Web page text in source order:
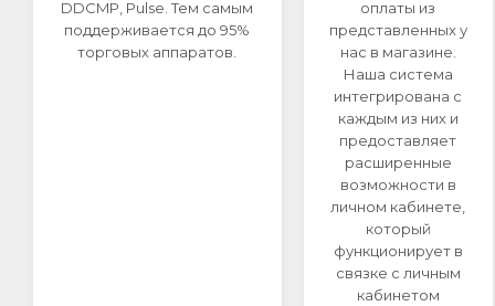
DDCMP, Pulse. Тем самым
поддерживается до 95%
торговых аппаратов.
оплаты из
представленных у
нас в магазине.
Наша система
интегрирована с
каждым из них и
предоставляет
расширенные
возможности в
личном кабинете,
который
функционирует в
связке с личным
кабинетом